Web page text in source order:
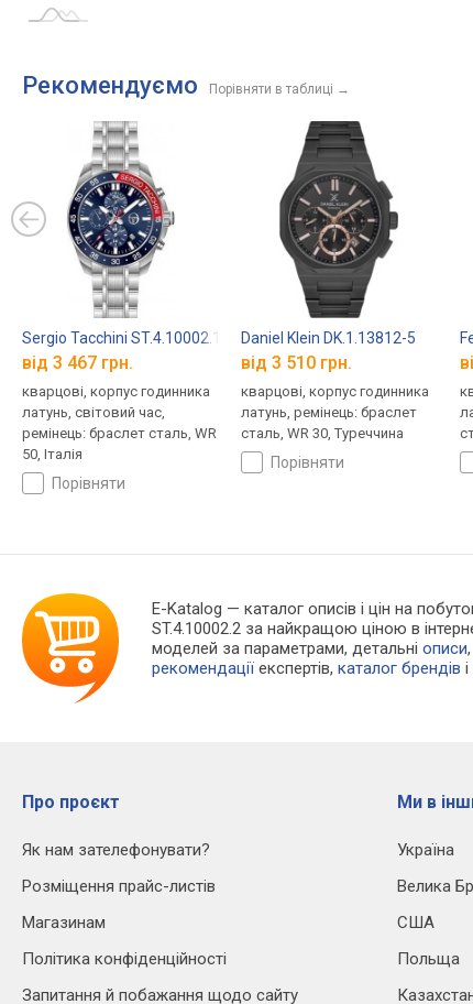
Рекомендуємо Порівняти в таблиці →
Sergio Tacchini ST.4.10002.1
від 3 467 грн.
кварцові, корпус годинника
латунь, світовий час,
ремінець: браслет сталь, WR
50, Італія
порівняти
Daniel Klein DK.1.13812-5
від 3 510 грн.
кварцові, корпус годинника
латунь, ремінець: браслет
сталь, WR 30, Туреччина
порівняти
E-Katalog — каталог описів і цін на
ST.4.10002.2 за найкращою ціною в
моделей за параметрами, детальніописи
рекомендації експертів,каталог брендів
Про проєкт
Як нам зателефонувати?
Розміщення прайс-листів
Магазинам
Політика конфіденційності
Запитання й побажання щодо сайту
Ми в
Україна
Велика
США
Польща